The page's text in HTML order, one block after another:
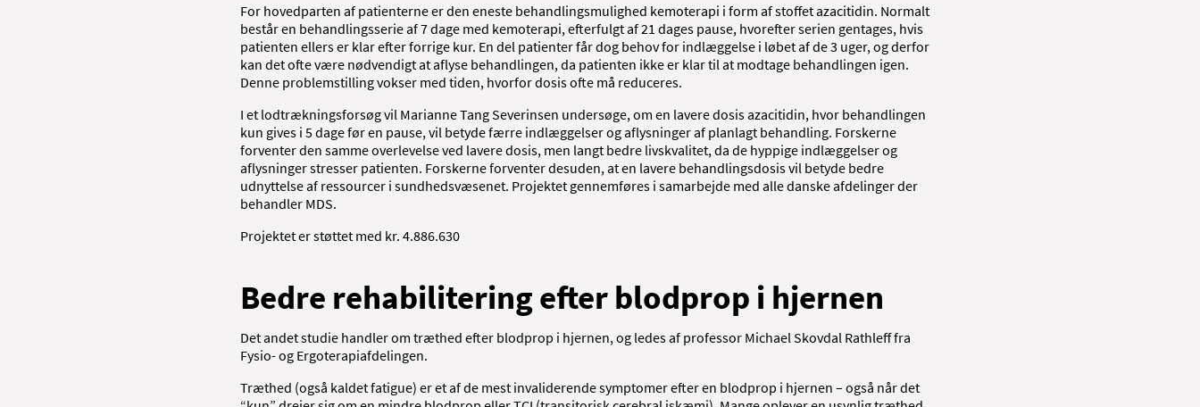
For hovedparten af patienterne er den eneste behandlingsmulighed kemoterapi i form af stoffet azacitidin. Normalt
består en behandlingsserie af 7 dage med kemoterapi, efterfulgt af 21 dages pause, hvorefter serien gentages, hvis
patienten ellers er klar efter forrige kur. En del patienter får dog behov for indlæggelse i løbet af de 3 uger, og derfor
kan det ofte være nødvendigt at aflyse behandlingen, da patienten ikke er klar til at modtage behandlingen igen.
Denne problemstilling vokser med tiden, hvorfor dosis ofte må reduceres.
I et lodtrækningsforsøg vil Marianne Tang Severinsen undersøge, om en lavere dosis azacitidin, hvor behandlingen
kun gives i 5 dage før en pause, vil betyde færre indlæggelser og aflysninger af planlagt behandling. Forskerne
forventer den samme overlevelse ved lavere dosis, men langt bedre livskvalitet, da de hyppige indlæggelser og
aflysninger stresser patienten. Forskerne forventer desuden, at en lavere behandlingsdosis vil betyde bedre
udnyttelse af ressourcer i sundhedsvæsenet. Projektet gennemføres i samarbejde med alle danske afdelinger der
behandler MDS.
Projektet er støttet med kr. 4.886.630
Bedre rehabilitering efter blodprop i hjernen
Det andet studie handler om træthed efter blodprop i hjernen, og ledes af professor Michael Skovdal Rathleff fra
Fysio- og Ergoterapiafdelingen.
Træthed (også kaldet fatigue) er et af de mest invaliderende symptomer efter en blodprop i hjernen – også når det